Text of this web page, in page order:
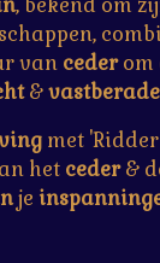
, bekend om
van cederom
&
met
het ceder&
je